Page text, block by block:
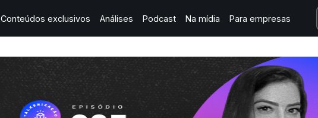
Conteúdos exclusivos Análises Podcast Na mídia Para empresas